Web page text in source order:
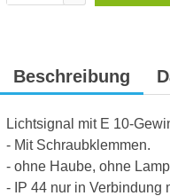
Beschreibung
Lichtsignal mit E 10-
- Mit Schraubklemmen.
- ohne Haube, ohne
- IP 44 nur in Verbindung